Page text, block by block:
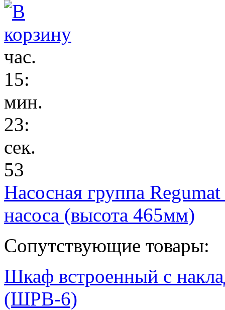
час.
15:
мин.
23:
сек.
53
Насосная группа
насоса (высота 465мм)
Сопутствующие товары:
Шкаф встроенный с
(ШРВ-6)